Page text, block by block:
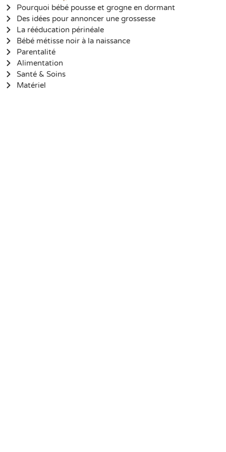
Pourquoi bébé pousse et grogne en dormant
Des idées pour annoncer une grossesse
La rééducation périnéale
Bébé métisse noir à la naissance
Parentalité
Alimentation
Santé & Soins
Matériel